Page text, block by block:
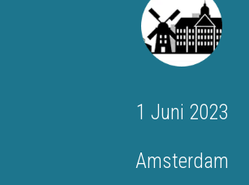
1 Juni 2023
Amsterdam